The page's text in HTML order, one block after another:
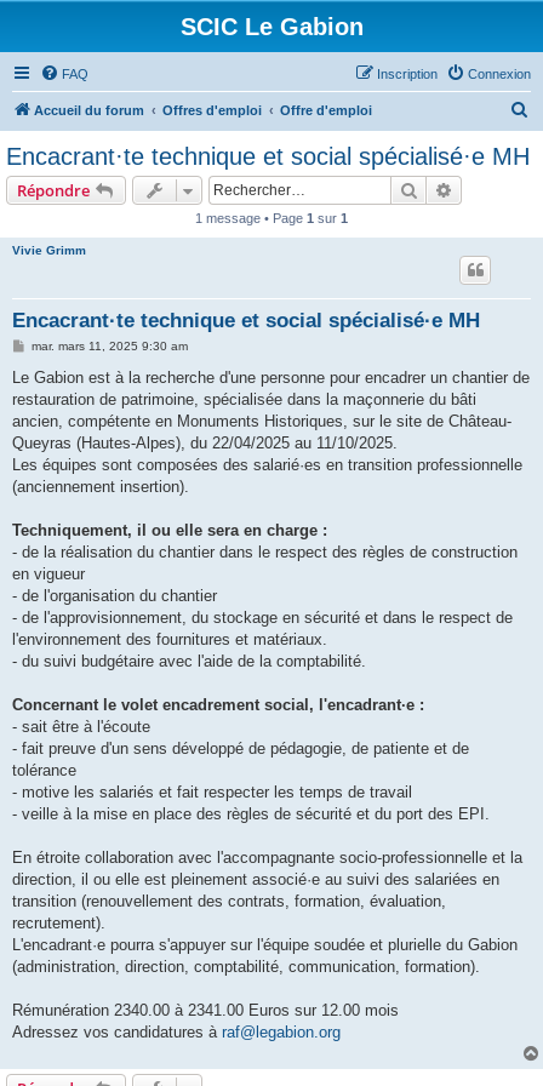
SCIC Le Gabion
FAQ Connexion
Inscription
Accueil du forum Offres d'emploi Offre d'emploi
Encacrant·te technique et social spécialisé·e MH
Répondre Rechercher
1 message • Page 1 sur 1
Vivie Grimm
Encacrant·te technique et social spécialisé·e MH
M
s
a
g
mar. mars 11, 2025 9:30 am
Le Gabion est à la recherche d'une personne pour encadrer un chantier de
restauration de patrimoine, spécialisée dans la maçonnerie du bâti
ancien, compétente en Monuments Historiques, sur le site de Château-
Queyras (Hautes-Alpes), du 22/04/2025 au 11/10/2025.
Les équipes sont composées des salarié·es en transition professionnelle
(anciennement insertion).
Techniquement, il ou elle sera en charge :
- de la réalisation du chantier dans le respect des règles de construction
en vigueur
- de l'organisation du chantier
- de l'approvisionnement, du stockage en sécurité et dans le respect de
l'environnement des fournitures et matériaux.
- du suivi budgétaire avec l'aide de la comptabilité.
Concernant le volet encadrement social, l'encadrant·e :
- sait être à l'écoute
- fait preuve d'un sens développé de pédagogie, de patiente et de
tolérance
- motive les salariés et fait respecter les temps de travail
- veille à la mise en place des règles de sécurité et du port des EPI.
En étroite collaboration avec l'accompagnante socio-professionnelle et la
direction, il ou elle est pleinement associé·e au suivi des salariées en
transition (renouvellement des contrats, formation, évaluation,
recrutement).
L'encadrant·e pourra s'appuyer sur l'équipe soudée et plurielle du Gabion
(administration, direction, comptabilité, communication, formation).
Rémunération 2340.00 à 2341.00 Euros sur 12.00 mois
Adressez vos candidatures à raf@legabion.org